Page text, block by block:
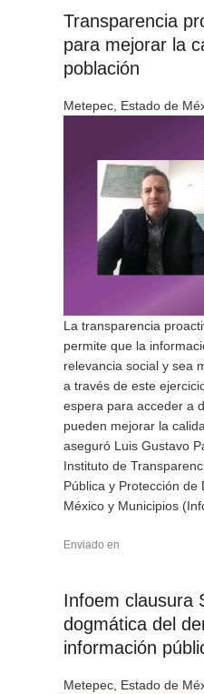
Transparencia
para mejorar la
población
Metepec, Estado de
La transparencia
permite que la
relevancia social y sea
a través de este
espera para acceder a
pueden mejorar la
aseguró Luis Gustavo
Instituto de
Pública y Protección de
México y Municipios
Enviado en
Infoem clausura
dogmática del
información
Metepec, Estado de